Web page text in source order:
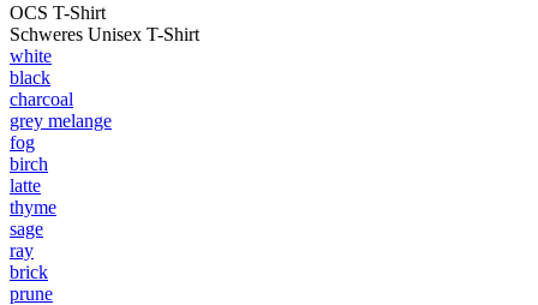
OCS T-Shirt
Schweres Unisex T-Shirt
white
black
charcoal
grey melange
fog
birch
latte
thyme
sage
ray
brick
prune